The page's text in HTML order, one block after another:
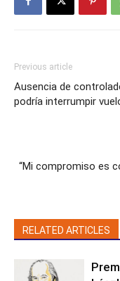
Previous article
Ausencia de
podría interrumpir
“Mi compromiso es
RELATED ARTICLES